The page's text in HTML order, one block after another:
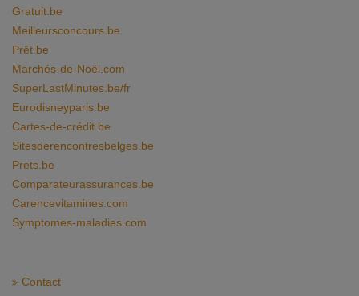
Gratuit.be
Meilleursconcours.be
Prêt.be
Marchés-de-Noël.com
SuperLastMinutes.be/fr
Eurodisneyparis.be
Cartes-de-crédit.be
Sitesderencontresbelges.be
Prets.be
Comparateurassurances.be
Carencevitamines.com
Symptomes-maladies.com
Contact